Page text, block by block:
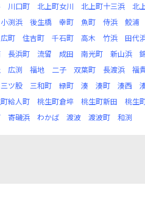
川口町 北上町女川 北上町十三浜 北
小渕浜 後生橋 幸町 魚町 侍浜 鮫浦
町 住吉町 千石町 高木 竹浜 田代
長浜町 流留 成田 南光町 新山浜
広渕 福地 二子 双葉町 長渡浜 福
三ツ股 三和町 緑町 湊 湊町 湊西
給人町 桃生町倉埣 桃生町新田 桃生
寄磯浜 わかば 渡波 渡波町 和渕